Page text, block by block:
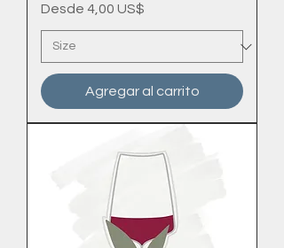
Desde 4,00 US$
Precio de oferta
Agregar al carrito